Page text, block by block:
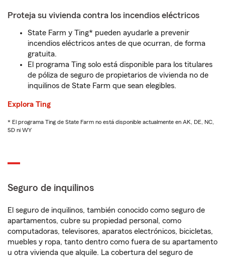
Proteja su vivienda contra los incendios eléctricos
State Farm y Ting* pueden ayudarle a prevenir
incendios eléctricos antes de que ocurran, de forma
gratuita.
El programa Ting solo está disponible para los titulares
de póliza de seguro de propietarios de vivienda no de
inquilinos de State Farm que sean elegibles.
Explora Ting
* El programa Ting de State Farm no está disponible actualmente en AK, DE, NC,
SD ni WY
Seguro de inquilinos
El seguro de inquilinos, también conocido como seguro de
apartamentos, cubre su propiedad personal, como
computadoras, televisores, aparatos electrónicos, bicicletas,
muebles y ropa, tanto dentro como fuera de su apartamento
u otra vivienda que alquile. La cobertura del seguro de